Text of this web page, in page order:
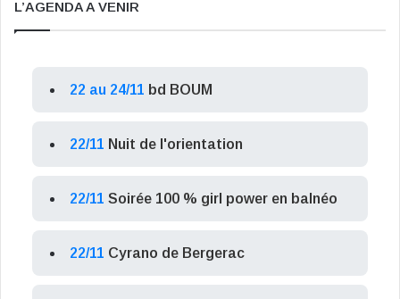
L’AGENDA A VENIR
22 au 24/11 bd BOUM
22/11 Nuit de l'orientation
22/11 Soirée 100 % girl power en balnéo
22/11 Cyrano de Bergerac